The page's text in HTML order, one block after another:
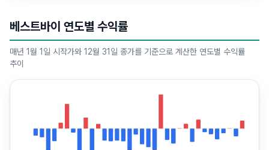
베스트바이 연도별 수익률
매년 1월 1일 시작가와 12월 31일 종가를 기준으로 계산한 연도별 수익률
추이